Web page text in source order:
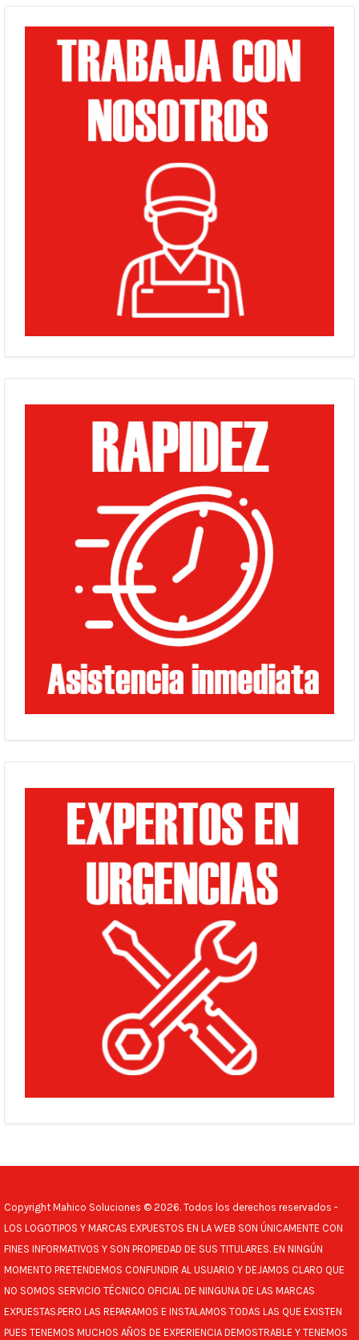
Copyright Mahico Soluciones © 2026. Todos los derechos reservados -
LOS LOGOTIPOS Y MARCAS EXPUESTOS EN LA WEB SON ÚNICAMENTE CON
FINES INFORMATIVOS Y SON PROPIEDAD DE SUS TITULARES. EN NINGÚN
MOMENTO PRETENDEMOS CONFUNDIR AL USUARIO Y DEJAMOS CLARO QUE
NO SOMOS SERVICIO TÉCNICO OFICIAL DE NINGUNA DE LAS MARCAS
EXPUESTAS.PERO LAS REPARAMOS E INSTALAMOS TODAS LAS QUE EXISTEN
PUES TENEMOS MUCHOS AÑOS DE EXPERIENCIA DEMOSTRABLE Y TENEMOS